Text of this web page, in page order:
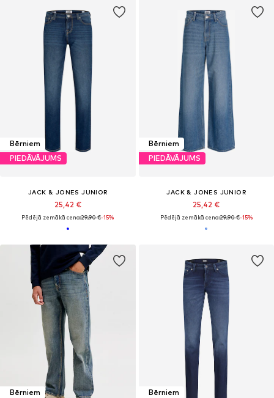
Bērniem
PIEDĀVĀJUMS
JACK & JONES JUNIOR
25,42 €
Pēdējā zemākā cena:29,90 €-15%
Bērniem
PIEDĀVĀJUMS
JACK & JONES JUNIOR
25,42 €
Pēdējā zemākā cena:29,90 €-15%
Bērniem
Bērniem